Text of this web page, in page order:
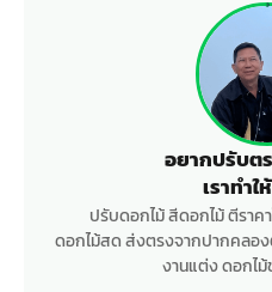
อยากปรับต
เราทำ
ปรับดอกไม้ สีดอกไม้ ตีรา
ดอกไม้สด ส่งตรงจากปากคลอ
งานแต่ง ดอกไม้